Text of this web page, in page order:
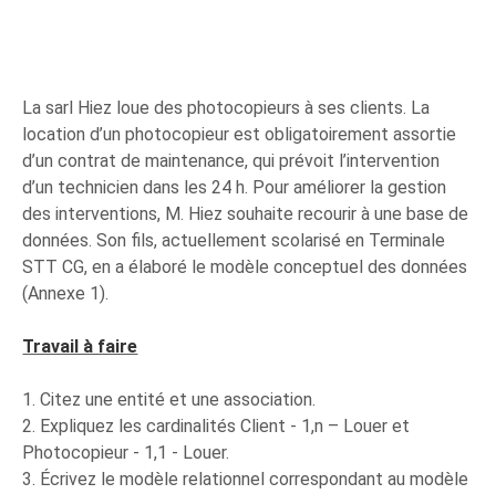
La sarl Hiez loue des photocopieurs à ses clients. La
location d’un photocopieur est obligatoirement assortie
d’un contrat de maintenance, qui prévoit l’intervention
d’un technicien dans les 24 h. Pour améliorer la gestion
des interventions, M. Hiez souhaite recourir à une base de
données. Son fils, actuellement scolarisé en Terminale
STT CG, en a élaboré le modèle conceptuel des données
(Annexe 1).
Travail à faire
1. Citez une entité et une association.
2. Expliquez les cardinalités Client - 1,n – Louer et
Photocopieur - 1,1 - Louer.
3. Écrivez le modèle relationnel correspondant au modèle